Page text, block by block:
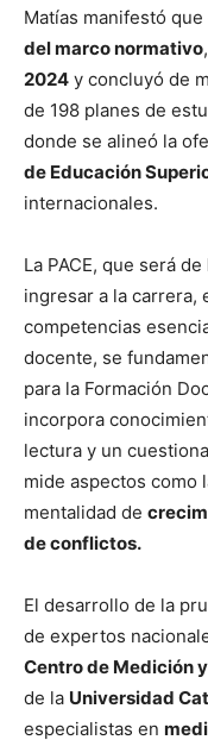
Matías manifestó
del marco normativo
2024 y concluyó de
de 198 planes de
donde se alineó la
de Educación
internacionales.
La PACE, que será de
ingresar a la carrera,
competencias
docente, se
para la Formación
incorpora
lectura y un
mide aspectos como
mentalidad de
de conflictos.
El desarrollo de la
de expertos
Centro de Medición
de la Universidad
especialistas en